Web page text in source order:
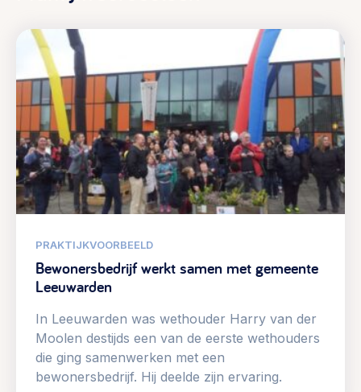
PRAKTIJKVOORBEELD
Bewonersbedrijf werkt samen met gemeente
Leeuwarden
In Leeuwarden was wethouder Harry van der
Moolen destijds een van de eerste wethouders
die ging samenwerken met een
bewonersbedrijf. Hij deelde zijn ervaring.